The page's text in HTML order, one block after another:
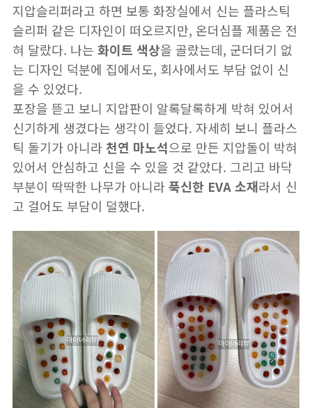
지압슬리퍼라고 하면 보통 화장실에서 신는 플라스틱
슬리퍼 같은 디자인이 떠오르지만, 온더심플 제품은 전
혀 달랐다. 나는 화이트 색상을 골랐는데, 군더더기 없
는 디자인 덕분에 집에서도, 회사에서도 부담 없이 신
을 수 있었다.
포장을 뜯고 보니 지압판이 알록달록하게 박혀 있어서
신기하게 생겼다는 생각이 들었다. 자세히 보니 플라스
틱 돌기가 아니라 천연 마노석으로 만든 지압돌이 박혀
있어서 안심하고 신을 수 있을 것 같았다. 그리고 바닥
부분이 딱딱한 나무가 아니라푹신한 EVA 소재라서 신
고 걸어도 부담이 덜했다.